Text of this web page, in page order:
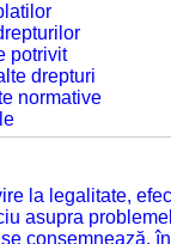
potrivit
drepturi
normative
la legalitate,
asupra
consemnează,